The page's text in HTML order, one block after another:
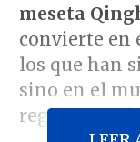
meseta
convierte en
los que han
sino en el
regiones